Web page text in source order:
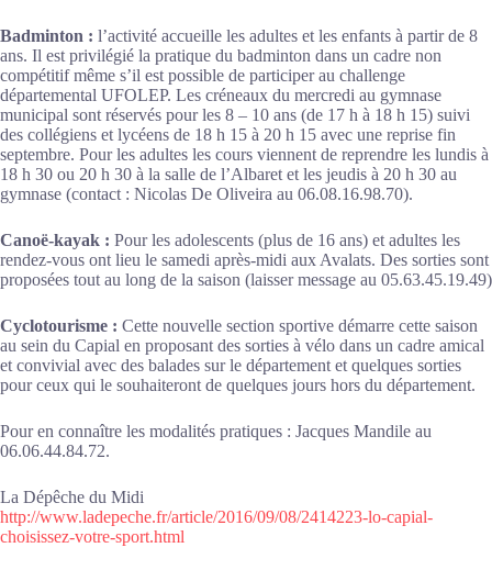
Badminton : l’activité accueille les adultes et les enfants à partir de 8
ans. Il est privilégié la pratique du badminton dans un cadre non
compétitif même s’il est possible de participer au challenge
départemental UFOLEP. Les créneaux du mercredi au gymnase
municipal sont réservés pour les 8 – 10 ans (de 17 h à 18 h 15) suivi
des collégiens et lycéens de 18 h 15 à 20 h 15 avec une reprise fin
septembre. Pour les adultes les cours viennent de reprendre les lundis à
18 h 30 ou 20 h 30 à la salle de l’Albaret et les jeudis à 20 h 30 au
gymnase (contact : Nicolas De Oliveira au 06.08.16.98.70).
Canoë-kayak : Pour les adolescents (plus de 16 ans) et adultes les
rendez-vous ont lieu le samedi après-midi aux Avalats. Des sorties sont
proposées tout au long de la saison (laisser message au 05.63.45.19.49)
Cyclotourisme : Cette nouvelle section sportive démarre cette saison
au sein du Capial en proposant des sorties à vélo dans un cadre amical
et convivial avec des balades sur le département et quelques sorties
pour ceux qui le souhaiteront de quelques jours hors du département.
Pour en connaître les modalités pratiques : Jacques Mandile au
06.06.44.84.72.
La Dépêche du Midi
http://www.ladepeche.fr/article/2016/09/08/2414223-lo-capial-
choisissez-votre-sport.html